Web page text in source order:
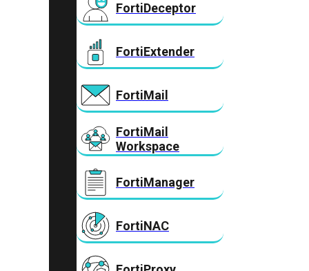
FortiDeceptor
FortiExtender
FortiMail
FortiMail
Workspace
FortiManager
FortiNAC